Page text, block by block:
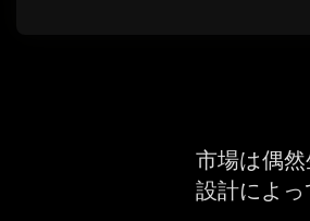
市場は偶然
設計によっ